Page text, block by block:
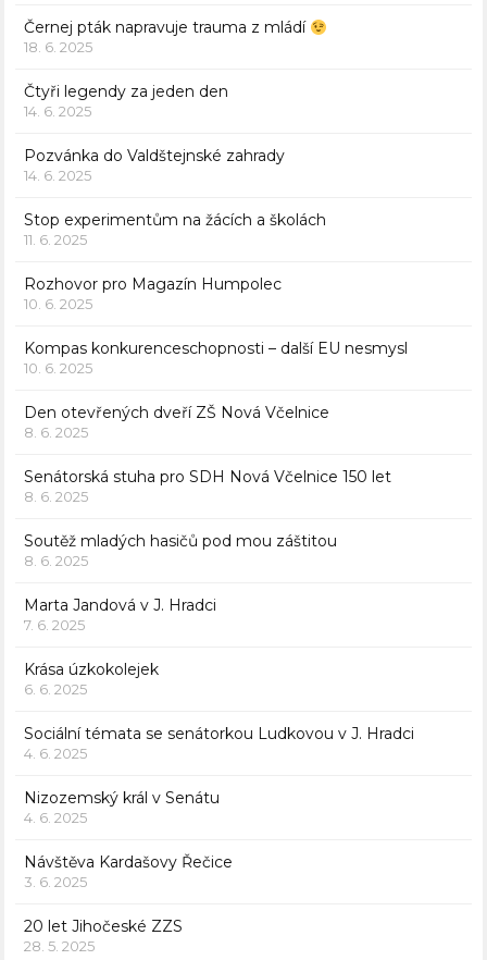
Černej pták napravuje trauma z mládí
18. 6. 2025
Čtyři legendy za jeden den
14. 6. 2025
Pozvánka do Valdštejnské zahrady
14. 6. 2025
Stop experimentům na žácích a školách
11. 6. 2025
Rozhovor pro Magazín Humpolec
10. 6. 2025
Kompas konkurenceschopnosti – další EU nesmysl
10. 6. 2025
Den otevřených dveří ZŠ Nová Včelnice
8. 6. 2025
Senátorská stuha pro SDH Nová Včelnice 150 let
8. 6. 2025
Soutěž mladých hasičů pod mou záštitou
8. 6. 2025
Marta Jandová v J. Hradci
7. 6. 2025
Krása úzkokolejek
6. 6. 2025
Sociální témata se senátorkou Ludkovou v J. Hradci
4. 6. 2025
Nizozemský král v Senátu
4. 6. 2025
Návštěva Kardašovy Řečice
3. 6. 2025
20 let Jihočeské ZZS
28. 5. 2025